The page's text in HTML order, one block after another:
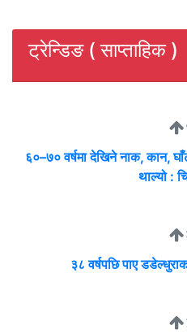
ट्रेन्डिङ ( साप्ताहिक )
६०–७० वर्षमा देखिने नाक, कान,
थाल्यो :
३८ वर्षपछि पाए